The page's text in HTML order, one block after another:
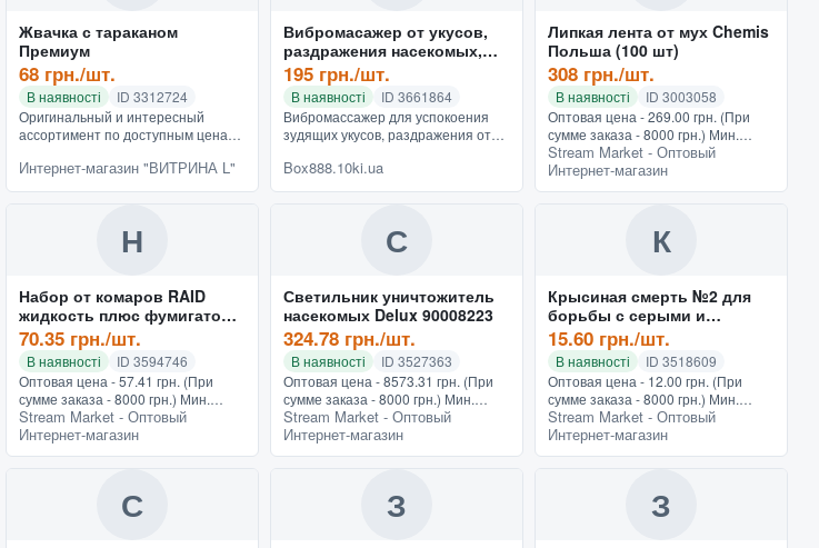
Жвачка с тараканом
Премиум
68 грн./шт.
В наявності
ID 3312724
Оригинальный и интересный
ассортимент по доступным ценам
магазина. Такой товар как Шприц в
голову Жвачка с тараканом
Интернет-магазин "ВИТРИНА L"
Вибромасажер от укусов,
раздражения насекомых,
комаров, пчел, STING
DOCTOR
195 грн./шт.
В наявності
ID 3661864
Вибромассажер для успокоения
зудящих укусов, раздражения от
Doctor Успокаивающая
вибрационная и тепловая
Box888.10ki.ua
Липкая лента от мух Chemis
Польша (100 шт)
308 грн./шт.
В наявності
ID 3003058
Оптовая цена - 269.00 грн. (При
сумме заказа - 8000 грн.) Мин.
заказ - 150 грн.Отпускается кратно
упаковке (100 шт). Описание будет
добавлено в бли...
Stream Market - Оптовый
Интернет-магазин
Н
Набор от комаров RAID
жидкость плюс фумигатор
30 ночей
70.35 грн./шт.
В наявності
ID 3594746
Оптовая цена - 57.41 грн. (При
сумме заказа - 8000 грн.) Мин.
заказ - 150 грн.Описание будет
добавлено в ближайшее время.
Характеристики Назначение...
Stream Market - Оптовый
Интернет-магазин
С
Светильник уничтожитель
насекомых Delux 90008223
324.78 грн./шт.
В наявності
ID 3527363
Оптовая цена - 8573.31 грн. (При
сумме заказа - 8000 грн.) Мин.
заказ - 150 грн.Лампы в комплекте!
Характеристики Назначение
Универсальное Производ...
Stream Market - Оптовый
Интернет-магазин
К
Крысиная смерть №2 для
борьбы с серыми и
черными крысами и
домовыми мышами
(красная) 200гр
15.60 грн./шт.
В наявності
ID 3518609
Оптовая цена - 12.00 грн. (При
сумме заказа - 8000 грн.) Мин.
заказ - 150 грн.Готовая
тестообразная приманка
"Крысиная смерть №2"
Stream Market - Оптовый
Интернет-магазин
С З З